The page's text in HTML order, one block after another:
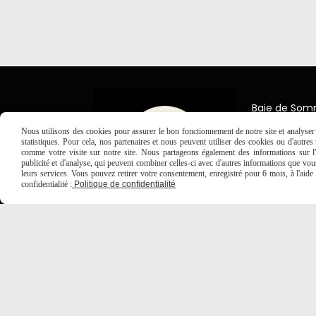
Baie de
7 Place
80150
 03
Nous utilisons des cookies pour assurer le bon fonctionnement de notre site et
statistiques. Pour cela, nos partenaires et nous peuvent utiliser des cookies ou
comme votre visite sur notre site. Nous partageons également des informations
publicité et d'analyse, qui peuvent combiner celles-ci avec d'autres informations que
leurs services. Vous pouvez retirer votre consentement, enregistré pour 6 mois, à
confidentialité : Politique de confidentialité